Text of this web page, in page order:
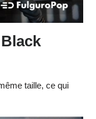
taille, ce qui